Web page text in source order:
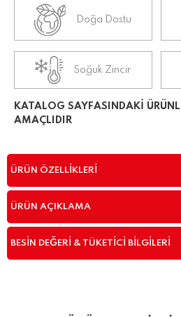
Doğa Dostu
Soğuk Zincir
KATALOG SAYFASINDAKİ
AMAÇLIDIR
ÜRÜN ÖZELLIKLERI
ÜRÜN AÇIKLAMA
BESIN DEĞERI & TÜKETICI BILGILERI